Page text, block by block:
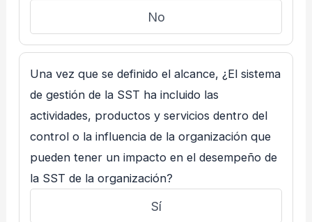
No
Una vez que se definido el alcance, ¿El sistema
de gestión de la SST ha incluido las
actividades, productos y servicios dentro del
control o la influencia de la organización que
pueden tener un impacto en el desempeño de
la SST de la organización?
Sí